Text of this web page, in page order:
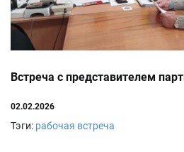
Встреча с представителем
02.02.2026
Тэги: рабочая встреча